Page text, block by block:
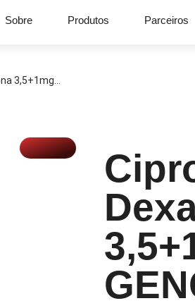
Sobre Produtos Parceiros
3,5+1mg...